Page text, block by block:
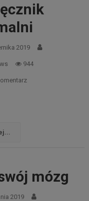
2019
944
mózg
2019